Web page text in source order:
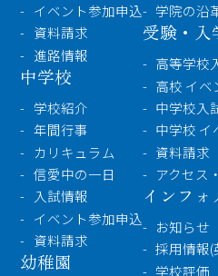
イベント参加申込
資料請求
進路情報
中学校
学校紹介
年間行事
カリキュラム
信愛中の一日
入試情報
イベント参加申込
資料請求
幼稚園
学院の沿
受験・入
高等学校
高校 イベ
中学校入
中学校 イ
資料請求
アクセス
インフォ
お知らせ
採用情報(
学校評価
〒860-8557 熊本
TEL：096-